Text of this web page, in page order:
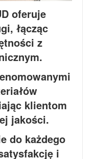
oferuje
łącząc
z
klientom
jakości.
do każdego
i